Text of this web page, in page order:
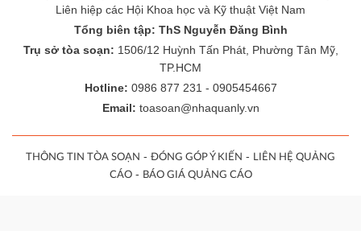
Liên hiệp các Hội Khoa học và Kỹ thuật Việt Nam
Tổng biên tập: ThS Nguyễn Đăng Bình
Trụ sở tòa soạn: 1506/12 Huỳnh Tấn Phát, Phường Tân Mỹ,
TP.HCM
Hotline: 0986 877 231 - 0905454667
Email: toasoan@nhaquanly.vn
THÔNG TIN TÒA SOẠN - ĐÓNG GÓP Ý KIẾN - LIÊN HỆ QUẢNG
CÁO- BÁO GIÁ QUẢNG CÁO